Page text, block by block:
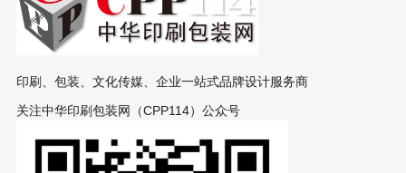
印刷、包装、文化传媒、企业一站式品牌设计服务商
关注中华印刷包装网（CPP114）公众号